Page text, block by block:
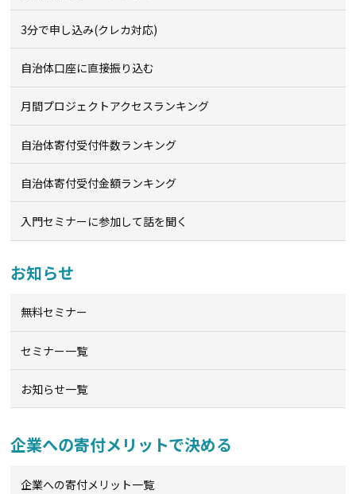
3分で申し込み(クレカ対応)
自治体口座に直接振り込む
月間プロジェクトアクセスランキング
自治体寄付受付件数ランキング
自治体寄付受付金額ランキング
入門セミナーに参加して話を聞く
お知らせ
無料セミナー
セミナー一覧
お知らせ一覧
企業への寄付メリットで決める
企業への寄付メリット一覧